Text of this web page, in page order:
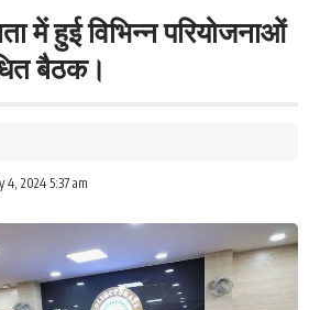
में हुई विभिन्न परियोजनाओं
बैठक।
4, 2024 5:37 am